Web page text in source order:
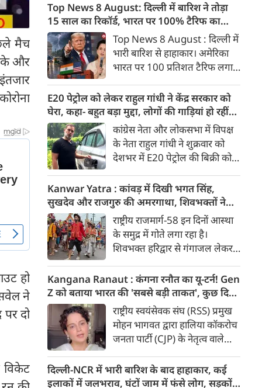
मैच
और
हो
ने
दो
विकेट
Top News 8 August: दिल्ली में बारिश ने तोड़ा
15 साल का रिकॉर्ड, भारत पर 100% टैरिफ का
खतरा; Gen Z पर कंगना का यू-टर्नTop News 8 August : दिल्ली में
भारी बारिश से हाहाकार। अमेरिका
भारत पर 100 प्रतिशत टैरिफ लगाने
कंगना रनौत ने Gen Z को भारत की
‘सबसे बड़ी ताकत’ बताया है।
प्रयागराज में युवाओं से बात करेंगे
राहुल गांधी। बुजुर्ग पेंशनभोगियों का
केन्द्र सरकार को अल्टीमेटम। 8
अगस्त की बड़ी खबरें :
E20 पेट्रोल को लेकर राहुल गांधी ने केंद्र सरकार को
घेरा, कहा- बहुत बड़ा मुद्दा, लोगों की गाड़ियां हो रहीं
खराब, BJP ने बताया खराब पटकथा
कांग्रेस नेता और लोकसभा में विपक्ष
के नेता राहुल गांधी ने शुक्रवार को
देशभर में E20 पेट्रोल की बिक्री को
दिया। उन्होंने E20 को ‘बहुत बड़ा
मुद्दा’ बताते हुए आरोप लगाया कि
इसके इस्तेमाल से वाहनों को नुकसान
हो रहा है और इसका आर्थिक बोझ
आम उपभोक्ताओं पर पड़ रहा है।
Kanwar Yatra : कांवड़ में दिखी भगत सिंह,
सुखदेव और राजगुरु की अमरगाथा, शिवभक्तों ने
अनोखे अंदाज में दी श्रद्धांजलिराष्ट्रीय राजमार्ग-58 इन दिनों आस्था
के समुद्र में गोते लगा रहा है।
शिवभक्त हरिद्वार से गंगाजल लेकर
है। लाखों शिवभक्तों के बीच रंग-
बिरंगी और आकर्षक कांवड़ें हर किसी
का ध्यान बरबस अपनी ओर खींच रही
हैं। लेकिन ऐसे में जब शिव चौक से
एक गुजरी कांवड़ ने लोगों के दिलों को
गहराई तक छू लिया। यह केवल
कांवड़ नहीं थी, बल्कि देश की
आजादी के अमर सेनानियों को
Kangana Ranaut : कंगना रनौत का यू-टर्न! Gen
Z को बताया भारत की 'सबसे बड़ी ताकत', कुछ दिन
पहले प्रदर्शनकारियों को कहा था 'जेनरेशन गटर'
राष्ट्रीय स्वयंसेवक संघ (RSS) प्रमुख
मोहन भागवत द्वारा हालिया कॉकरोच
जनता पार्टी (CJP) के नेतृत्व वाले
समर्थन दिए जाने के एक दिन बाद
बीजेपी सांसद और अभिनेत्री कंगना
दिल्ली-NCR में भारी बारिश के बाद हाहाकार, कई
इलाकों में जलभराव, घंटों जाम में फंसे लोग, सड़कों